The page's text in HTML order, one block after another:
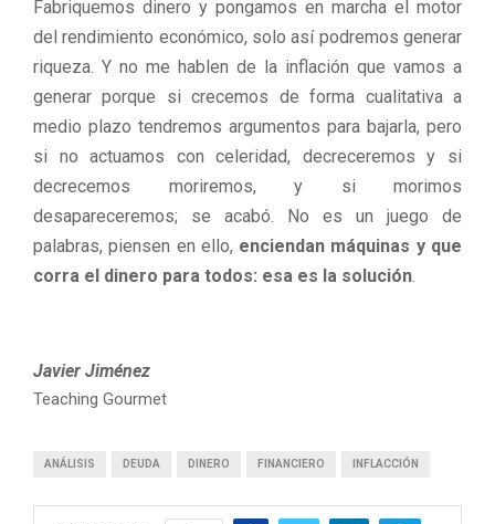
Fabriquemos dinero y pongamos en marcha el motor
del rendimiento económico, solo así podremos generar
riqueza. Y no me hablen de la inflación que vamos a
generar porque si crecemos de forma cualitativa a
medio plazo tendremos argumentos para bajarla, pero
si no actuamos con celeridad, decreceremos y si
decrecemos moriremos, y si morimos
desapareceremos; se acabó. No es un juego de
palabras, piensen en ello, enciendan máquinas y que
corra el dinero para todos: esa es la solución.
Javier Jiménez
Teaching Gourmet
ANÁLISIS DEUDA DINERO FINANCIERO INFLACCIÓN